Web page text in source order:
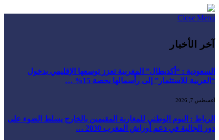
Close Menu
آخر الأخبار
السعودية : “أكديطال” المغربية تعزز توسعها الإقليمي بدخول
“العربية للاستثمار” إلى رأسمالها بحصة 15% …
أغسطس 7, 2026
الرباط : اليوم الوطني للمغاربة المقيمين بالخارج يسلط الضوء على
دور الجالية في دعم أوراش المغرب 2030 …